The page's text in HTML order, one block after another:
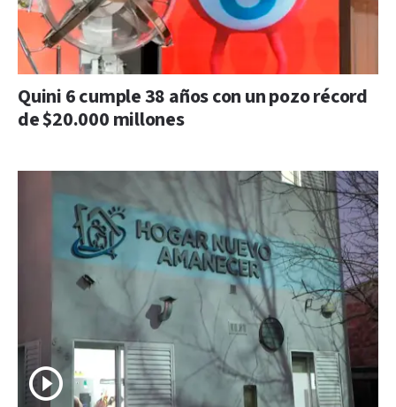
Quini 6 cumple 38 años con un pozo récord
de $20.000 millones